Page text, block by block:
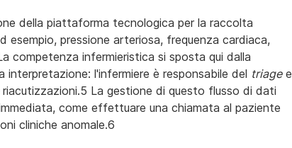
della piattaforma tecnologica per la raccolta
esempio, pressione arteriosa, frequenza cardiaca,
competenza infermieristica si sposta qui dalla
l'infermiere è responsabile del triagee
La gestione di questo flusso di dati
come effettuare una chiamata al paziente
cliniche anomale.6